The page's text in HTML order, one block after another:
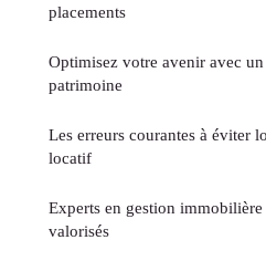
placements
Optimisez votre avenir avec
patrimoine
Les erreurs courantes à éviter
locatif
Experts en gestion
valorisés